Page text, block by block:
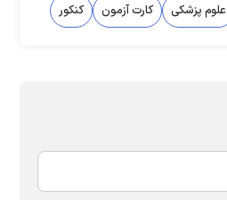
علوم پزشکی کارت آزمون کنکور